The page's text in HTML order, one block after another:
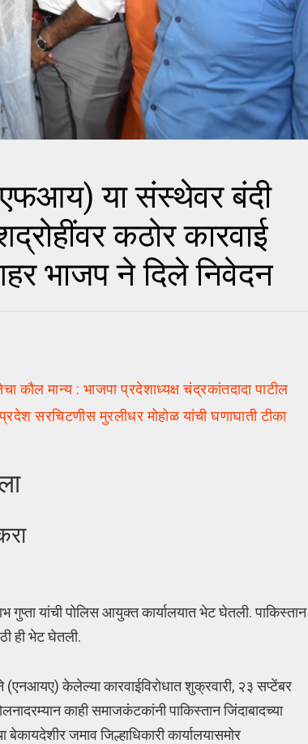
या संस्थेवर बंदी
कठोर कारवाई
भाजप ने दिले निवेदन
मान्य : भाजपा प्रदेशाध्यक्ष चंद्रकांतदादा पाटील
सरचिटणीस मुरलीधर मोहोळ यांची घणाघाती टीका
यांची पोलिस आयुक्त कार्यालयात भेट घेतली. पाकिस्तान
ही भेट घेतली.
केलेल्या कारवाईविरोधात शुक्रवारी, २३ सप्टेंबर
काही समाजकंटकांनी पाकिस्तान जिंदाबादच्या
जमाव जिल्हाधिकारी कार्यालयासमोर